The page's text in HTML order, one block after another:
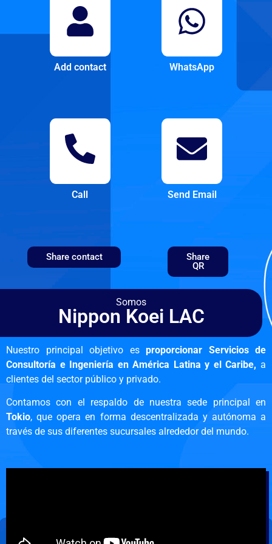
Add contact WhatsApp
Call Send Email
Share contact
Share
QR
Somos
Nippon Koei LAC
Nuestro principal objetivo es proporcionar Servicios de
Consultoría e Ingeniería en América Latina y el Caribe, a
clientes del sector público y privado.
Contamos con el respaldo de nuestra sede principal en
Tokio, que opera en forma descentralizada y autónoma a
través de sus diferentes sucursales alrededor del mundo.